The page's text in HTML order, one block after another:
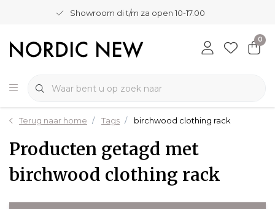
Showroom di t/m za open 10-17.00
0
Terug naar home Tags birchwood clothing rack
Producten getagd met
birchwood clothing rack